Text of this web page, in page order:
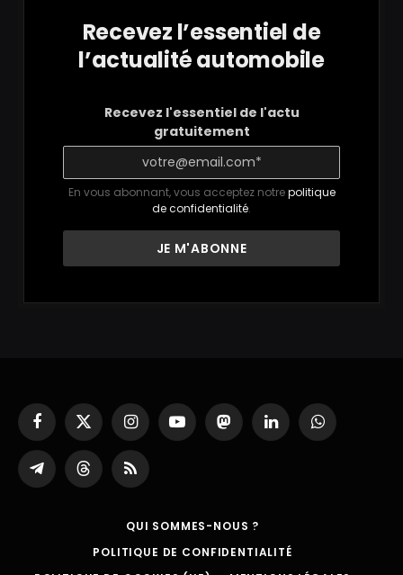
Recevez l’essentiel de
l’actualité automobile
Recevez l'essentiel de l'actu
gratuitement
En vous abonnant, vous acceptez notrepolitique
de confidentialité.
Facebook
X
(Twitter)
InstagramYouTubeMastodonLinkedInWhatsApp
Partager
sur
ThreadsRSS
QUI SOMMES-NOUS ?
POLITIQUE DE CONFIDENTIALITÉ